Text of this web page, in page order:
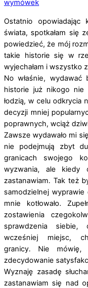
wymówek
Ostatnio
świata, spotkałam się
powiedzieć, że mój
takie historie się w
wyjechałam i wszystko
No właśnie,
historie już nikogo
łodzią, w celu odkrycia
decyzji mniej
poprawnych, wciąż
Zawsze wydawało mi
nie podejmują zbyt
granicach swojego
wyzwania, ale
zastanawiam. Tak też
samodzielnej
mnie kotłowało.
zostawienia
sprawdzenia siebie,
wcześniej miejsc,
granicy. Nie mówię,
zdecydowanie
Wyznaję zasadę
zastanawiam się nad